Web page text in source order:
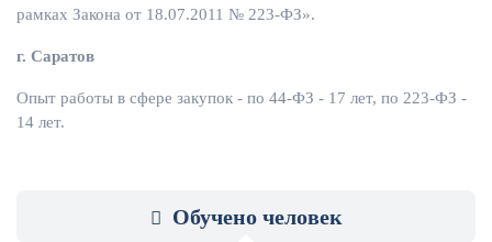
рамках Закона от 18.07.2011 № 223-ФЗ».
г. Саратов
Опыт работы в сфере закупок - по 44-ФЗ - 17 лет, по 223-ФЗ -
14 лет.
Обучено человек